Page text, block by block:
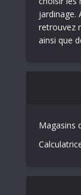
jardinage.
retrouvez
ainsi que
Magasins